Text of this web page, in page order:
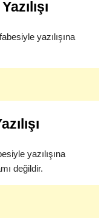
yazılışına
yazılışına
değildir.